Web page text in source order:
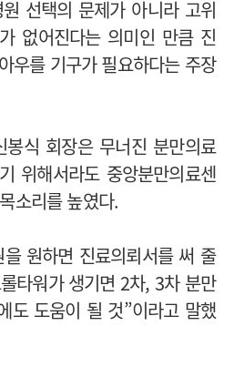
선택의 문제가 아니라 고위
없어진다는 의미인 만큼 진
우를 기구가 필요하다는 주장
봉식 회장은 무너진 분만의료
위해서라도 중앙분만의료센
소리를 높였다.
원하면 진료의뢰서를 써 줄
타워가 생기면 2차, 3차 분만
도 도움이 될 것”이라고 말했